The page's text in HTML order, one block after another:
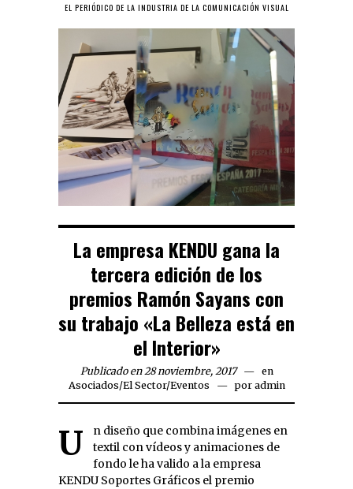
EL PERIÓDICO DE LA INDUSTRIA DE LA COMUNICACIÓN VISUAL
La empresa KENDU gana la
tercera edición de los
premios Ramón Sayans con
su trabajo «La Belleza está en
el Interior»
Publicado en 28 noviembre, 2017
en
Asociados/El Sector/Eventos por admin
Un diseño que combina imágenes en
textil con vídeos y animaciones de
fondo le ha valido a la empresa
KENDU Soportes Gráficos el premio